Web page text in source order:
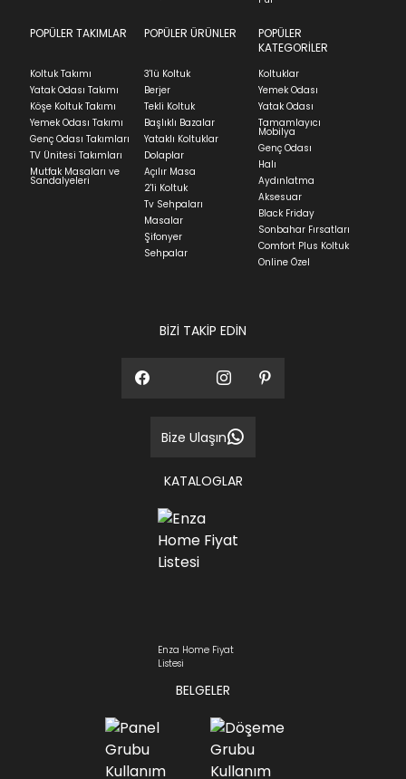
Teslimat
Ev tekstili siparişlerinizin kargoya verilme süresi
ortalama 5-24 iş günüdür.
Yatak siparişlerinizin teslim süresi yaşadığınız şehre
ve ürünün stok durumuna göre ortalama 5-24 iş
günüdür.
Panel ve Döşeme grubu ürün siparişlerinizin teslim
süresi yaşadığınız şehre ve ürünün stok durumuna
göre ortalama 30-45 iş günüdür.
Siparişlerim bölümünden sürecinizi takip edebilirsiniz.
Sıkça Sorulan Sorularbölümünü ziyaret
POPÜLER TAKIMLAR
Koltuk Takımı
Yatak Odası Takımı
Köşe Koltuk Takımı
Yemek Odası Takımı
Genç Odası Takımları
TV Ünitesi Takımları
Mutfak Masaları ve
Sandalyeleri
POPÜLER ÜRÜNLER
3'lü Koltuk
Berjer
Tekli Koltuk
Başlıklı Bazalar
Yataklı Koltuklar
Dolaplar
Açılır Masa
2'li Koltuk
Tv Sehpaları
Masalar
Şifonyer
Sehpalar
POPÜLER
KATEGORİLER
Koltuklar
Yemek Odası
Yatak Odası
Tamamlayıcı
Mobilya
Genç Odası
Halı
Aydınlatma
Aksesuar
Black Friday
Sonbahar Fırsatları
Comfort Plus Koltuk
Online Özel
BİZİ TAKİP EDİN
Bize Ulaşın
KATALOGLAR
Enza Home Fiyat
Listesi
BELGELER